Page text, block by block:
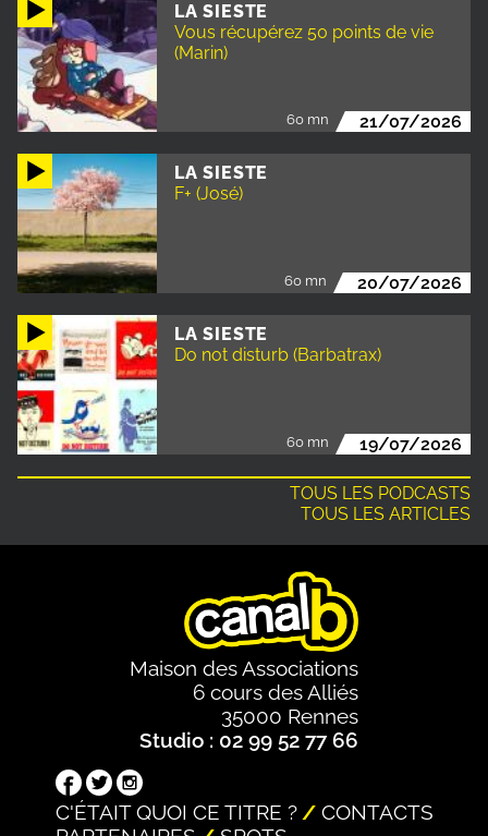
LA SIESTE
Vous récupérez 50 points de vie
(Marin)
60 mn 21/07/2026
LA SIESTE
F+ (José)
60 mn 20/07/2026
LA SIESTE
Do not disturb (Barbatrax)
60 mn 19/07/2026
TOUS LES PODCASTS
TOUS LES ARTICLES
Maison des Associations
6 cours des Alliés
35000 Rennes
Studio : 02 99 52 77 66
C'ÉTAIT QUOI CE TITRE ?
CONTACTS